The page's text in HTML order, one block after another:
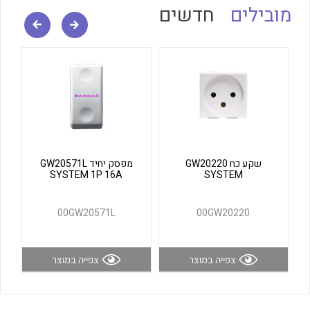
לכל מוצרי היצרן
מובילים חדשים
שקע כח GW20220
SYSTEM
00GW20220
צפייה במוצר
מפסק יחיד GW20571L
SYSTEM 1P 16A
00GW20571L
צפייה במוצר